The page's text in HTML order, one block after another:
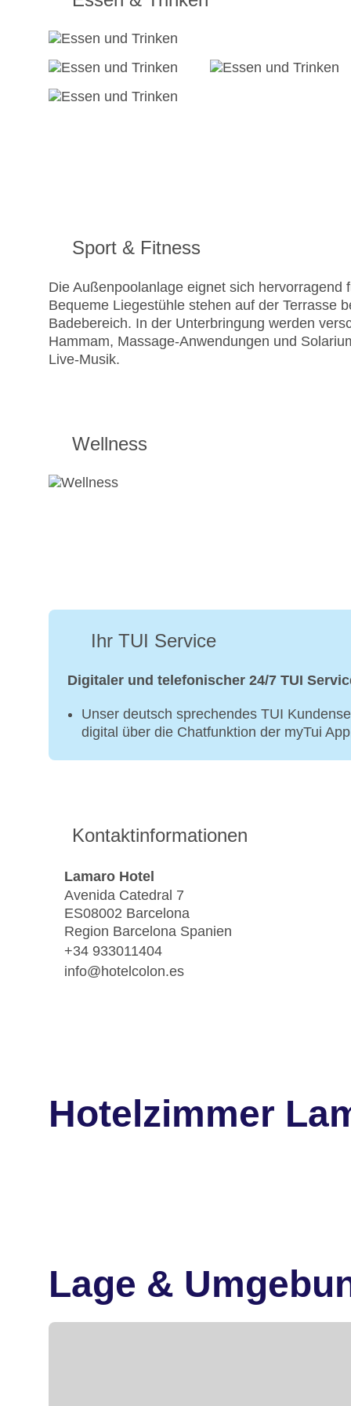
Sport & Fitness
Die Außenpoolanlage eignet sich
Bequeme Liegestühle stehen auf der Terrasse
Badebereich. In der Unterbringung werden
Hammam, Massage-Anwendungen und
Live-Musik.
Wellness
Ihr TUI Service
Digitaler und telefonischer 24/7 TUI
Unser deutsch sprechendes TUI
digital über die Chatfunktion der myTui
Kontaktinformationen
Lamaro Hotel
Avenida Catedral 7
ES08002 Barcelona
Region Barcelona Spanien
+34 933011404
info@hotelcolon.es
Hotelzimmer
Lage &